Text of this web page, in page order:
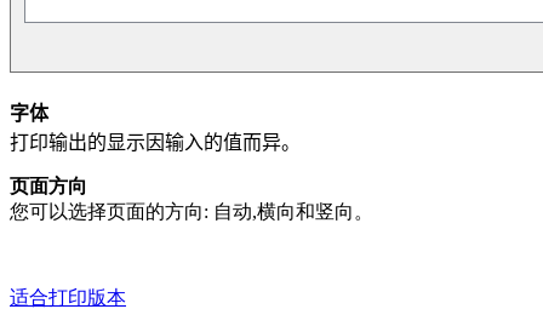
字体
打印输出的显示因输入的值而异。
页面方向
您可以选择页面的方向: 自动,横向和竖向。
适合打印版本